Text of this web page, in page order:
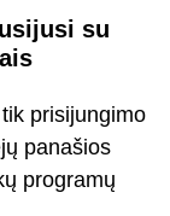
su
prisijungimo
panašios
programų